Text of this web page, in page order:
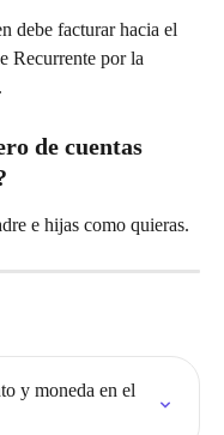
debe facturar hacia el
Recurrente por la
de cuentas
e hijas como quieras.
y moneda en el